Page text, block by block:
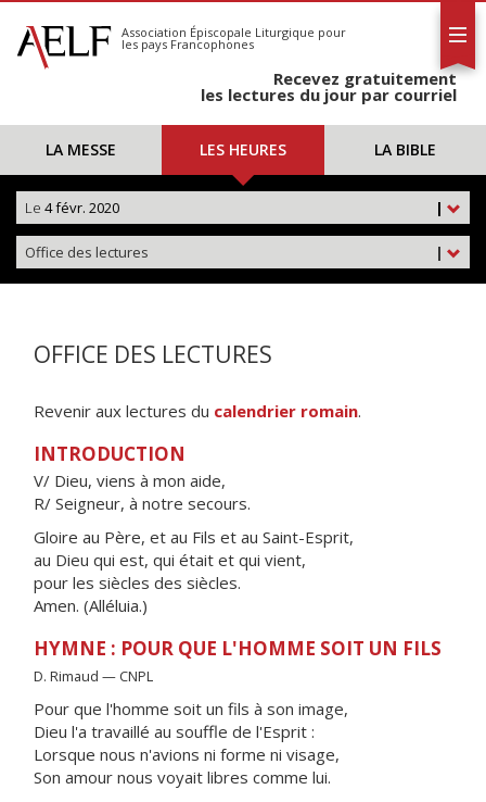
S'abonner
Calendrier
Association Épiscopale Liturgique pour
les pays Francophones
Recevez gratuitement
les lectures du jour par courriel
LA MESSE LES HEURES LA BIBLE
|
Le 4 févr. 2020
|
Office des lectures
OFFICE DES LECTURES
Revenir aux lectures du calendrier romain.
INTRODUCTION
V/ Dieu, viens à mon aide,
R/ Seigneur, à notre secours.
Gloire au Père, et au Fils et au Saint-Esprit,
au Dieu qui est, qui était et qui vient,
pour les siècles des siècles.
Amen. (Alléluia.)
HYMNE : POUR QUE L'HOMME SOIT UN FILS
D. Rimaud — CNPL
Pour que l'homme soit un fils à son image,
Dieu l'a travaillé au souffle de l'Esprit :
Lorsque nous n'avions ni forme ni visage,
Son amour nous voyait libres comme lui.